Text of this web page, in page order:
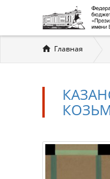
Вы
здесь
Главная